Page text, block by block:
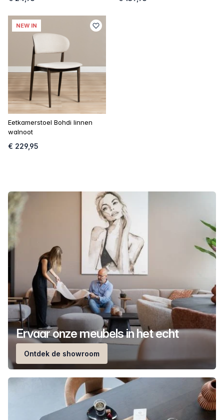
NEW IN
Eetkamerstoel Bohdi linnen
walnoot
€ 229,95
Ervaar onze meubels in het echt
Ontdek de showroom